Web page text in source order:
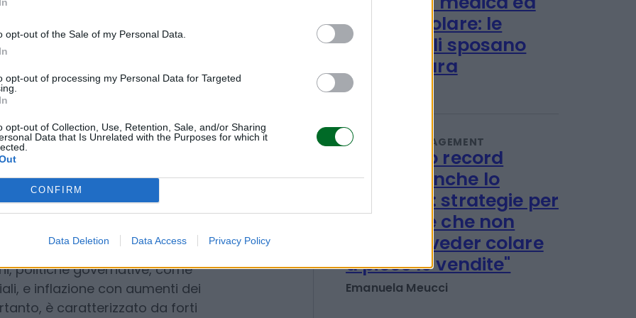
opt-out of the Sale of my Personal Data.
opt-out of processing my Personal Data for Targeted
opt-out of Collection, Use, Retention, Sale, and/or Sharing
Data that Is Unrelated with the Purposes for which it
CONFIRM
Data Deletion Data Access Privacy Policy
la tensione sia effetto anche
o la domanda non rallenti
destinato a proseguire,
2025/26 che indicano un
Nel frattempo, si
come chicchi
ridurre la dipendenza da
soft
è oggi più cruciale che mai
è inelastica, dato che
sostituibili, ma la loro
spesso da eventi climatici
TENDENZE E SOSTENIBILITÀ
Ulivi, erba medica ed
energia solare: le
l'agricoltura
IMPRESA E MANAGEMENT
"Col caldo record
cambia anche lo
shopping: strategie per
le aziende che non